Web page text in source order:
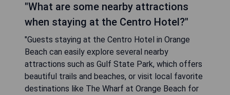
"What are some nearby attractions
when staying at the Centro Hotel?"
"Guests staying at the Centro Hotel in Orange
Beach can easily explore several nearby
attractions such as Gulf State Park, which offers
beautiful trails and beaches, or visit local favorite
destinations like The Wharf at Orange Beach for